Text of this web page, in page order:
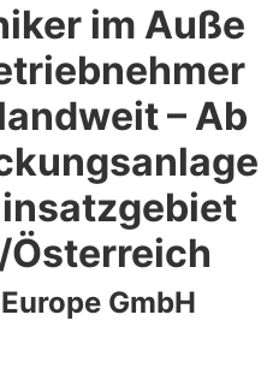
im Auße
– Ab
GmbH